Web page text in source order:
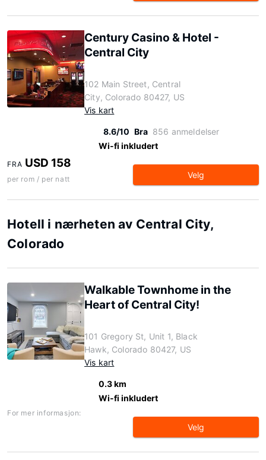
Century Casino & Hotel -
Central City
102 Main Street, Central
City, Colorado 80427, US
Vis kart
8.6/10 Bra 856 anmeldelser
Wi-fi inkludert
FRA USD 158
per rom / per natt Velg
Hotell i nærheten av Central City,
Colorado
Walkable Townhome in the
Heart of Central City!
101 Gregory St, Unit 1, Black
Hawk, Colorado 80427, US
Vis kart
0.3 km
Wi-fi inkludert
For mer informasjon:
Velg